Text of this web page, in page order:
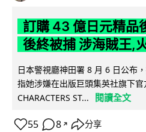
訂購 43 億日元精品
後終被捕 涉海賊王,
日本警視廳神田署 8 月 6 日公布
指她涉嫌在出版巨頭集英社旗下官
CHARACTERS ST...
閱讀全文
55 8 ↗ 分享